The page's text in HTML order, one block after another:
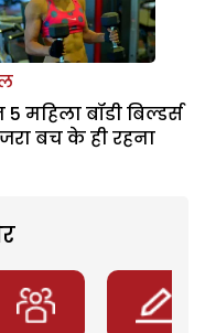
महिला बॉडी बिल्डर्स
बच के ही रहना